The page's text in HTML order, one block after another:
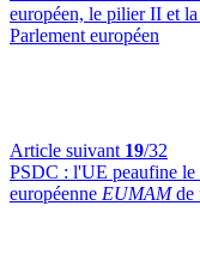
européen, le pilier II et
Parlement européen
Article suivant 19/32
PSDC : l'UE peaufine le
européenne EUMAMde